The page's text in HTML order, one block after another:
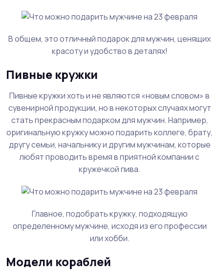
В общем, это отличный подарок для мужчин, ценящих
красоту и удобство в деталях!
Пивные кружки
Пивные кружки хоть и не являются «новым словом» в
сувенирной продукции, но в некоторых случаях могут
стать прекрасным подарком для мужчин. Например,
оригинальную кружку можно подарить коллеге, брату,
другу семьи, начальнику и другим мужчинам, которые
любят проводить время в приятной компании с
кружечкой пива.
Главное, подобрать кружку, подходящую
определенному мужчине, исходя из его профессии
или хобби.
Модели кораблей